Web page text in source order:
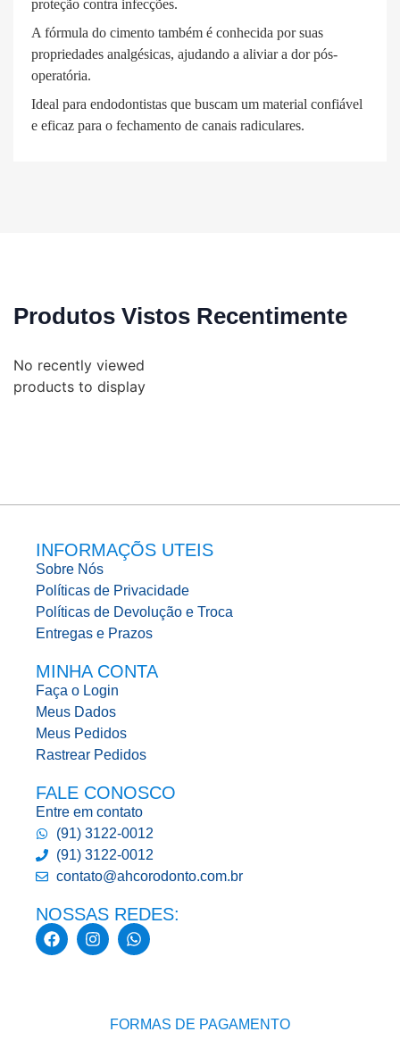
proteção contra infecções.
A fórmula do cimento também é conhecida por suas
propriedades analgésicas, ajudando a aliviar a dor pós-
operatória.
Ideal para endodontistas que buscam um material confiável
e eficaz para o fechamento de canais radiculares.
Produtos Vistos Recentimente
No recently viewed
products to display
INFORMAÇÕS UTEIS
Sobre Nós
Políticas de Privacidade
Políticas de Devolução e Troca
Entregas e Prazos
MINHA CONTA
Faça o Login
Meus Dados
Meus Pedidos
Rastrear Pedidos
FALE CONOSCO
Entre em contato
(91) 3122-0012
(91) 3122-0012
contato@ahcorodonto.com.br
NOSSAS REDES:
FORMAS DE PAGAMENTO